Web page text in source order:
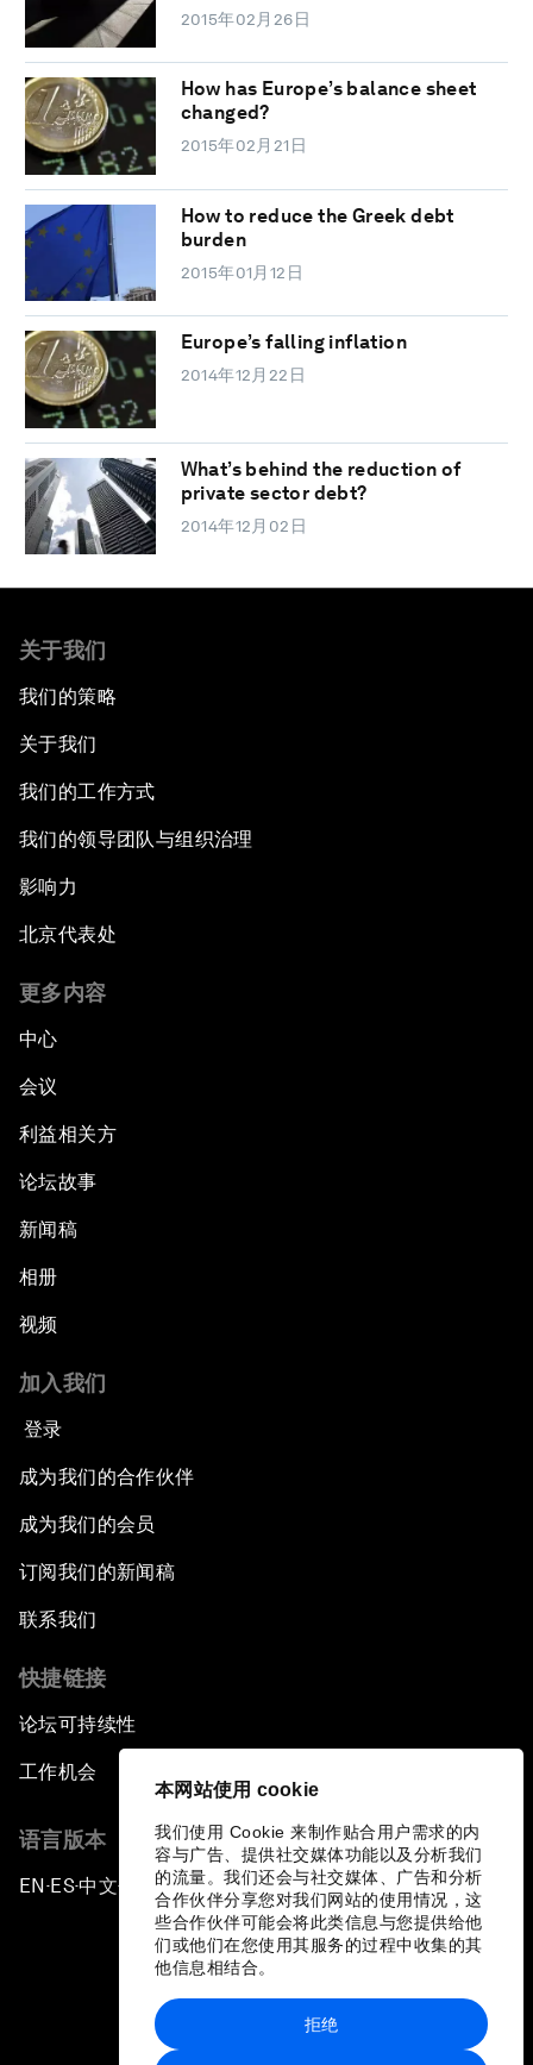
本网站使用 cookie
我们使用 Cookie 来制作贴合用户需求的内
容与广告、提供社交媒体功能以及分析我们
的流量。我们还会与社交媒体、广告和分析
合作伙伴分享您对我们网站的使用情况，这
些合作伙伴可能会将此类信息与您提供给他
们或他们在您使用其服务的过程中收集的其
他信息相结合。
拒绝
2015年02月26日
How has Europe’s balance sheet
changed?
2015年02月21日
How to reduce the Greek debt
burden
2015年01月12日
Europe’s falling inflation
2014年12月22日
What’s behind the reduction of
private sector debt?
2014年12月02日
关于我们
我们的策略
关于我们
我们的工作方式
我们的领导团队与组织治理
影响力
北京代表处
更多内容
中心
会议
利益相关方
论坛故事
新闻稿
相册
视频
加入我们
登录
成为我们的合作伙伴
成为我们的会员
订阅我们的新闻稿
联系我们
快捷链接
论坛可持续性
工作机会
语言版本
EN ▪ES▪中文▪ 日本語